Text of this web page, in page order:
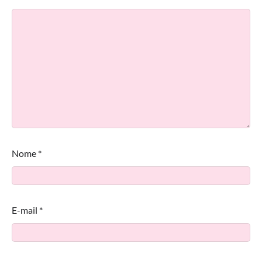
Nome *
E-mail *